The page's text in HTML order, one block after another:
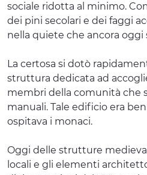
sociale ridotta al minimo.
dei pini secolari e dei faggi
nella quiete che ancora oggi
La certosa si dotò
struttura dedicata ad
membri della comunità che
manuali. Tale edificio era
ospitava i monaci.
Oggi delle strutture
locali e gli elementi